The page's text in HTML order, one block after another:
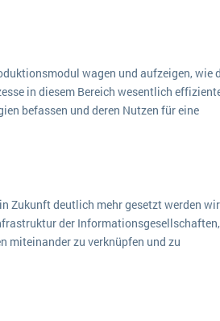
wagen und aufzeigen, wie
in diesem Bereich wesentlich
befassen und deren Nutzen für eine
Zukunft deutlich mehr gesetzt werden
der Informationsgesellschaften,
miteinander zu verknüpfen und zu